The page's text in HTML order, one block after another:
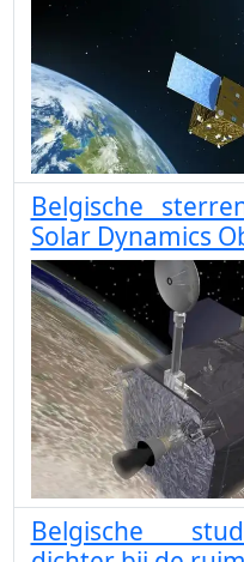
Belgische
Solar Dynamics
Belgische